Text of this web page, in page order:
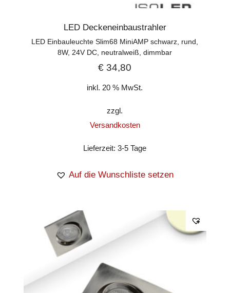
LED Deckeneinbaustrahler
LED Einbauleuchte Slim68 MiniAMP schwarz, rund,
8W, 24V DC, neutralweiß, dimmbar
€ 34,80
inkl. 20 % MwSt.
zzgl.
Versandkosten
Lieferzeit:3-5 Tage
Auf die Wunschliste setzen